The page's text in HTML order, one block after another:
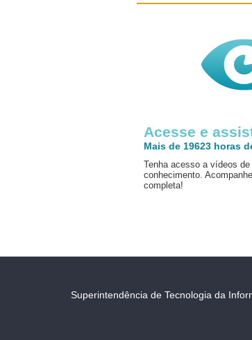
Acesse e
Mais de 19623 horas
Tenha acesso a vídeos
conhecimento.
completa!
Superintendência de Tecnologia da